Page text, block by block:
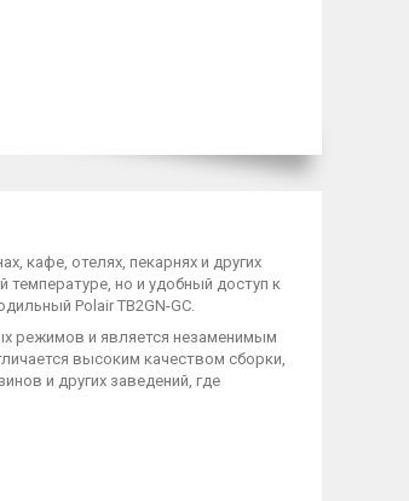
кафе, отелях, пекарнях и других
температуре, но и удобный доступ к
Polair TB2GN-GC.
режимов и является незаменимым
высоким качеством сборки,
и других заведений, где